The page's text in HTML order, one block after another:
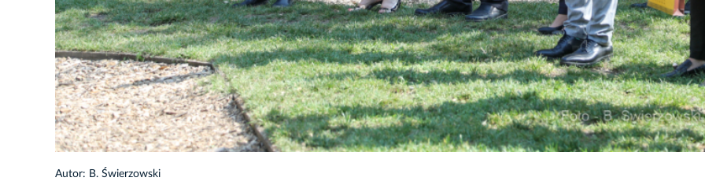
Autor: B. Świerzowski